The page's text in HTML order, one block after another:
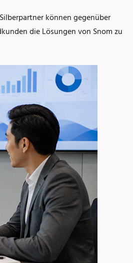
können gegenüber
die Lösungen von Snom zu